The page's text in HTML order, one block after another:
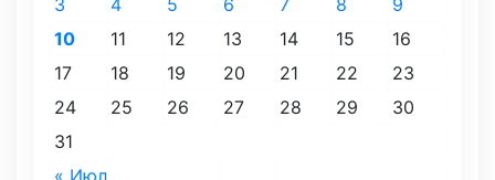
« Июл
10
11 12 13 14 15
16
17
18 19 20 21 22
23
24
25 26 27 28 29
30
31